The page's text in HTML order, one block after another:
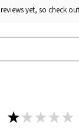
yet, so check
★ ★ ★ ★ ★